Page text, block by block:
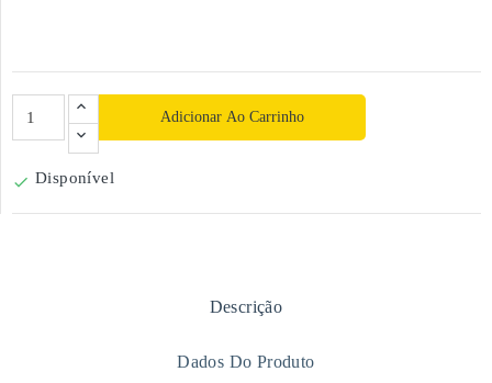
Adicionar Ao Carrinho
 Disponível
Descrição
Dados Do Produto